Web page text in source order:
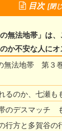
目次
の無法地帯」は
か不安な人に
無法地帯 第３
るのか、七瀬も
のデスマッチ
行方と多賀谷の